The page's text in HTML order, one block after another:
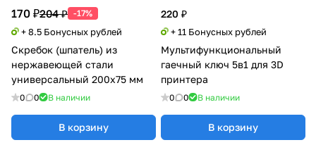
170 ₽204 ₽ -17%
+ 8.5 Бонусных рублей
Скребок (шпатель) из
нержавеющей стали
универсальный 200x75 мм
0 0 В наличии
В корзину
220 ₽
+ 11 Бонусных рублей
Мультифункциональный
гаечный ключ 5в1 для 3D
принтера
0 0 В наличии
В корзину